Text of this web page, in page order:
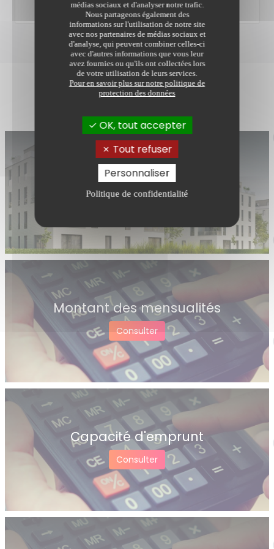
Nos services
Nos annonces
Montant des mensualités
Consulter
Capacité d'emprunt
Consulter
médias sociaux et d'analyser notre trafic.
Nous partageons également des
informations sur l'utilisation de notre site
avec nos partenaires de médias sociaux et
d'analyse, qui peuvent combiner celles-ci
avec d'autres informations que vous leur
avez fournies ou qu'ils ont collectées lors
de votre utilisation de leurs services.
Pour en savoir plus sur notre politique de
protection des données
OK, tout accepter
Tout refuser
Personnaliser
Politique de confidentialité